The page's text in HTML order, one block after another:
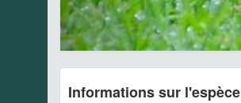
Informations sur l'espèce